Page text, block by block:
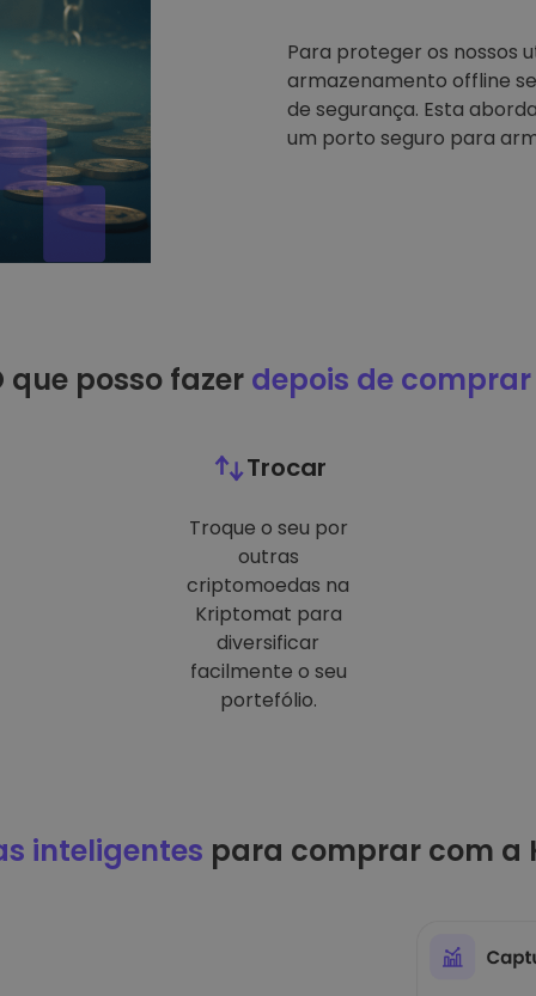
Para proteger os nossos
armazenamento offline
de segurança. Esta
um porto seguro para
que posso fazer depois de comprar
Trocar
Troque o seu por
outras
criptomoedas na
Kriptomat para
diversificar
facilmente o seu
portefólio.
inteligentes para comprar com a